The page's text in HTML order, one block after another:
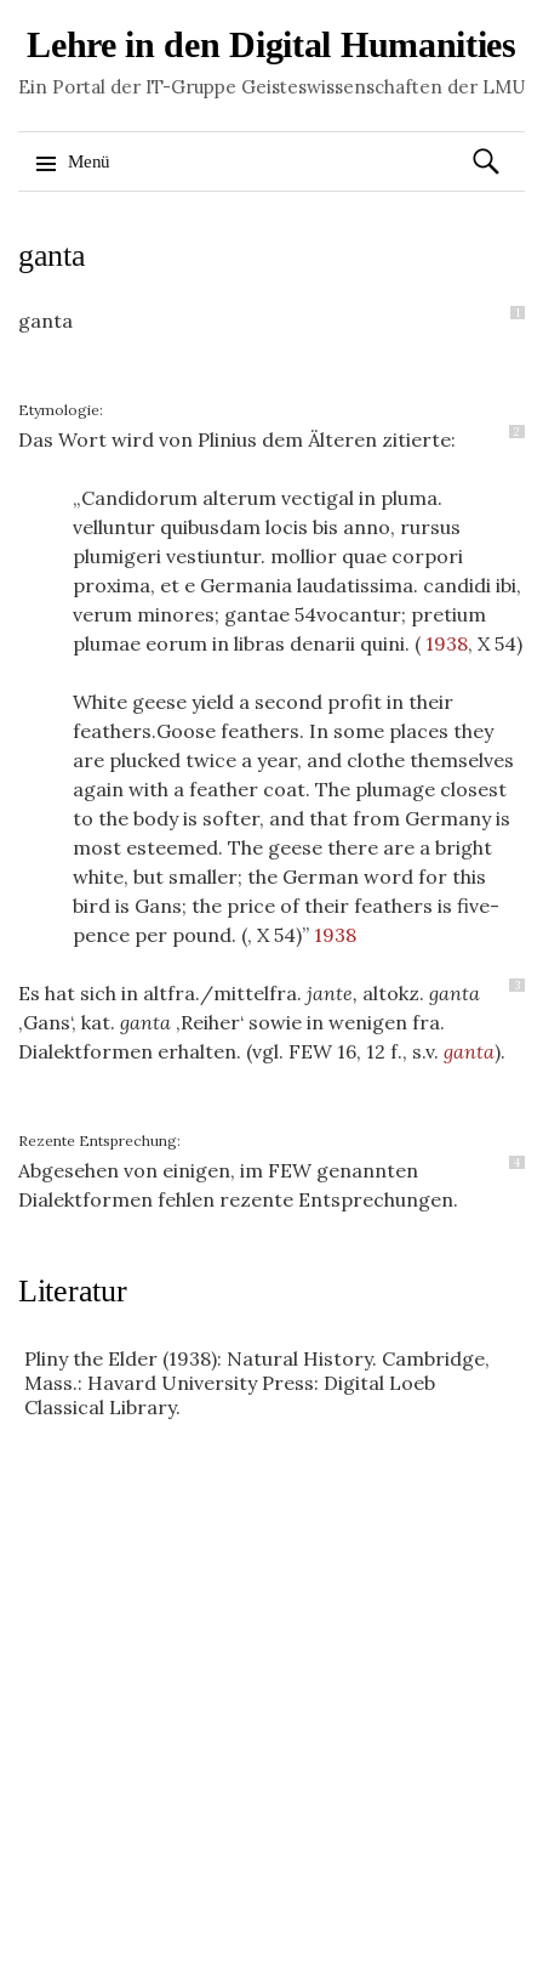
Lehre in den Digital Humanities
Ein Portal der IT-Gruppe Geisteswissenschaften der LMU
Menü
zum
Suchen
nach:
ganta
1
ganta
Etymologie:
2
Das Wort wird von Plinius dem Älteren zitierte:
Candidorum alterum vectigal in pluma.
velluntur quibusdam locis bis anno, rursus
plumigeri vestiuntur. mollior quae corpori
proxima, et e Germania laudatissima. candidi ibi,
verum minores; gantae 54vocantur; pretium
plumae eorum in libras denarii quini. ( 1938, X 54)
White geese yield a second profit in their
feathers.Goose feathers. In some places they
are plucked twice a year, and clothe themselves
again with a feather coat. The plumage closest
to the body is softer, and that from Germany is
most esteemed. The geese there are a bright
white, but smaller; the German word for this
bird is Gans; the price of their feathers is five-
pence per pound. (, X 54) 1938
3
Es hat sich in altfra./mittelfra. jante, altokz. ganta
‚Gans‘, kat. ganta ‚Reiher‘ sowie in wenigen fra.
Dialektformen erhalten. (vgl. FEW 16, 12 f., s.v. ganta).
Rezente Entsprechung:
4
Abgesehen von einigen, im FEW genannten
Dialektformen fehlen rezente Entsprechungen.
Literatur
Pliny the Elder (1938): Natural History. Cambridge,
Mass.: Havard University Press: Digital Loeb
Classical Library.